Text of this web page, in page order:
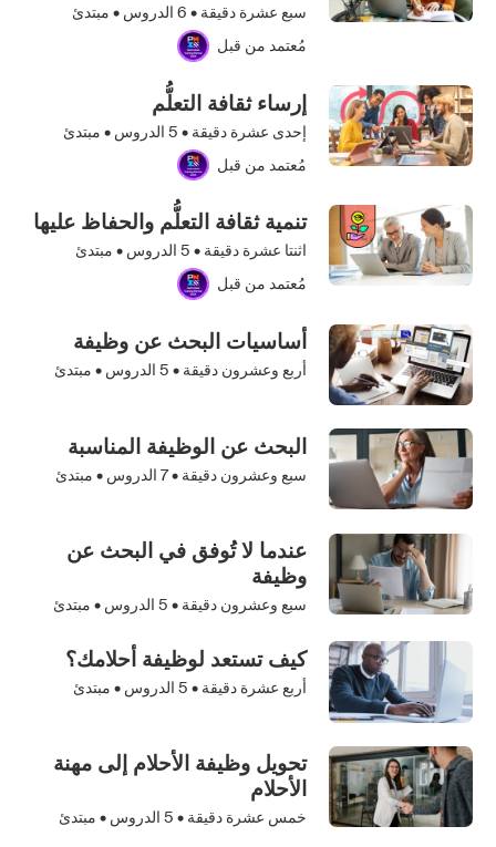
سبع عشرة دقيقة • 6 الدروس • مبتدئ
مُعتمد من قبل
إرساء ثقافة التعلُّم
إحدى عشرة دقيقة • 5 الدروس • مبتدئ
مُعتمد من قبل
تنمية ثقافة التعلُّم والحفاظ عليها
اثنتا عشرة دقيقة • 5 الدروس • مبتدئ
مُعتمد من قبل
أساسيات البحث عن وظيفة
أربع وعشرون دقيقة • 5 الدروس • مبتدئ
البحث عن الوظيفة المناسبة
سبع وعشرون دقيقة •7 الدروس • مبتدئ
عندما لا تُوفق في البحث عن
وظيفة
سبع وعشرون دقيقة • 5 الدروس • مبتدئ
كيف تستعد لوظيفة أحلامك؟
أربع عشرة دقيقة • 5 الدروس • مبتدئ
تحويل وظيفة الأحلام إلى مهنة
الأحلام
خمس عشرة دقيقة • 5 الدروس • مبتدئ